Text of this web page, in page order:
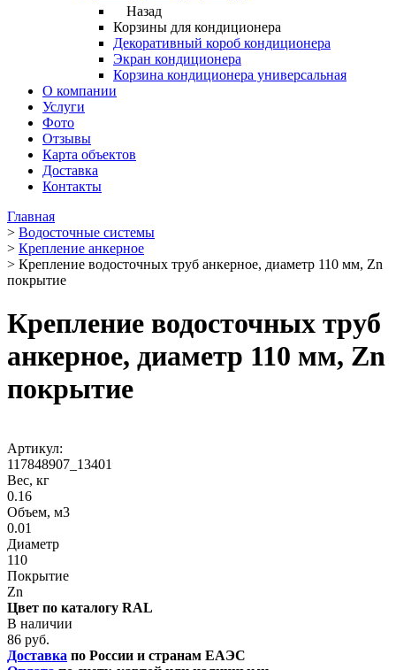
Назад
Корзины для кондиционера
Декоративный короб кондиционера
Экран кондиционера
Корзина кондиционера универсальная
О компании
Услуги
Фото
Отзывы
Карта объектов
Доставка
Контакты
Главная
> Водосточные системы
> Крепление анкерное
> Крепление водосточных труб анкерное, диаметр 110 мм, Zn
покрытие
Крепление водосточных труб
анкерное, диаметр 110 мм, Zn
покрытие
Артикул:
117848907_13401
Вес, кг
0.16
Объем, м3
0.01
Диаметр
110
Покрытие
Zn
Цвет по каталогу RAL
В наличии
86 руб.
Доставка по России и странам ЕАЭС